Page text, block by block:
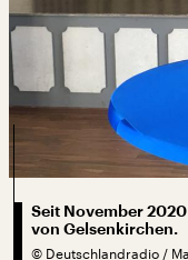
Seit November
von Gelsenkirchen.
© Deutschlandradio /